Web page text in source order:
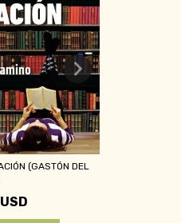
(GASTÓN DEL